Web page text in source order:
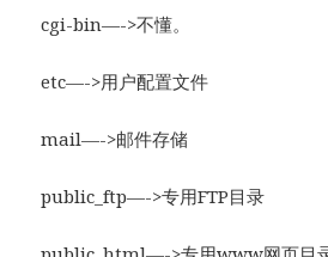
cgi-bin—->不懂。
etc—->用户配置文件
mail—->邮件存储
public_ftp—->专用FTP目录